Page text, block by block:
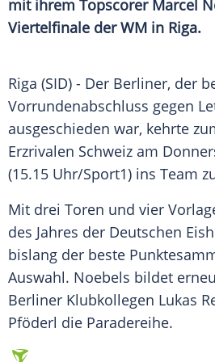
mit ihrem Topscorer Marcel
Viertelfinale der WM in Riga.
Riga (SID) - Der Berliner, der
Vorrundenabschluss gegen
ausgeschieden war, kehrte
Erzrivalen Schweiz am
(15.15 Uhr/Sport1) ins Team
Mit drei Toren und vier
des Jahres der Deutschen
bislang der beste
Auswahl. Noebels bildet
Berliner Klubkollegen Lukas
Pföderl die Paradereihe.